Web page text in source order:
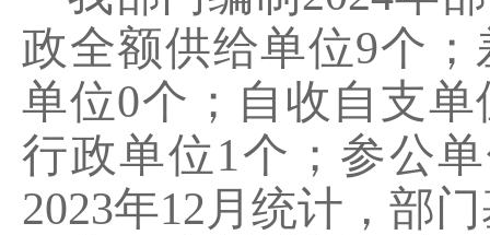
政全额供给单位9个；
单位0个；自收自支单
行政单位1个；参公
2023年12 月统计，部